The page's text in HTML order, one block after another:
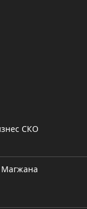
СКО
Магжана